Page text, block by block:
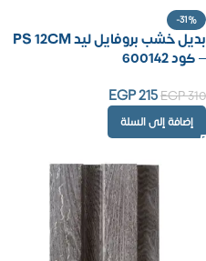
-31%
بديل خشب بروفايل ليد PS 12CM
– كود 600142
EGP310
EGP215
إضافة إلى السلة